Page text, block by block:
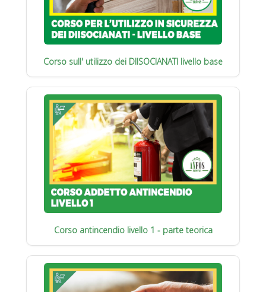
Corso sull' utilizzo dei DIISOCIANATI livello base
Corso antincendio livello 1 - parte teorica